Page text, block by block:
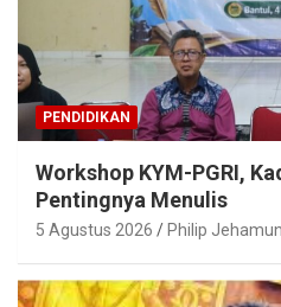
PENDIDIKAN
Workshop KYM-PGRI,
Pentingnya Menulis
5 Agustus 2026 Philip Jehamun